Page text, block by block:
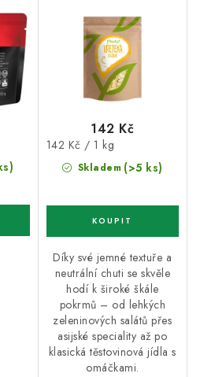
Skladem (>5 ks)
142 Kč
Měrná
cena:
142 Kč / 1 kg
Díky své jemné textuře a
neutrální chuti se skvěle
hodí k široké škále
pokrmů – od lehkých
zeleninových salátů přes
asijské speciality až po
klasická těstovinová jídla s
omáčkami.